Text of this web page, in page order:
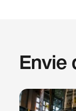
Envie